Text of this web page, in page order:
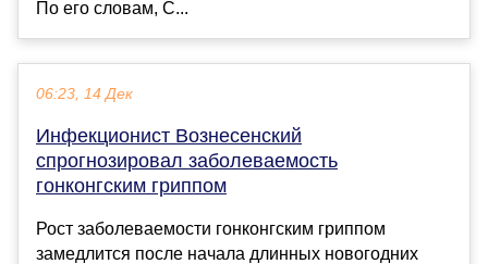
По его словам, С...
06:23, 14 Дек
Инфекционист Вознесенский
спрогнозировал заболеваемость
гонконгским гриппом
Рост заболеваемости гонконгским гриппом
замедлится после начала длинных новогодних